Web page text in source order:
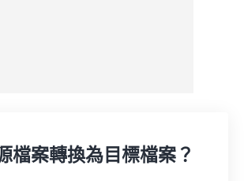
檔案轉換為目標檔案？